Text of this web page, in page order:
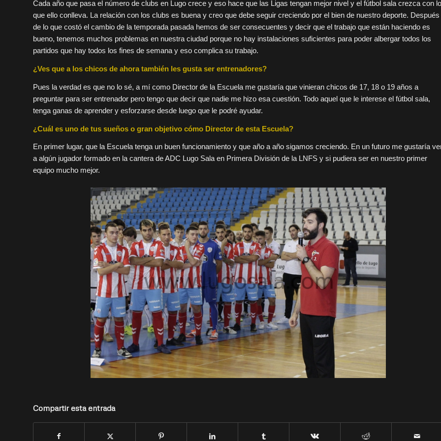
Cada año que pasa el número de clubs en Lugo crece y eso hace que las Ligas tengan mejor nivel y el fútbol sala crezca con lo
que ello conlleva. La relación con los clubs es buena y creo que debe seguir creciendo por el bien de nuestro deporte. Después
de lo que costó el cambio de la temporada pasada hemos de ser consecuentes y decir que el trabajo que están haciendo es
bueno, tenemos muchos problemas en nuestra ciudad porque no hay instalaciones suficientes para poder albergar todos los
partidos que hay todos los fines de semana y eso complica su trabajo.
¿Ves que a los chicos de ahora también les gusta ser entrenadores?
Pues la verdad es que no lo sé, a mí como Director de la Escuela me gustaría que vinieran chicos de 17, 18 o 19 años a
preguntar para ser entrenador pero tengo que decir que nadie me hizo esa cuestión. Todo aquel que le interese el fútbol sala,
tenga ganas de aprender y esforzarse desde luego que le podré ayudar.
¿Cuál es uno de tus sueños o gran objetivo cómo Director de esta Escuela?
En primer lugar, que la Escuela tenga un buen funcionamiento y que año a año sigamos creciendo. En un futuro me gustaría
a algún jugador formado en la cantera de ADC Lugo Sala en Primera División de la LNFS y si pudiera ser en nuestro primer
equipo mucho mejor.
Compartir esta entrada